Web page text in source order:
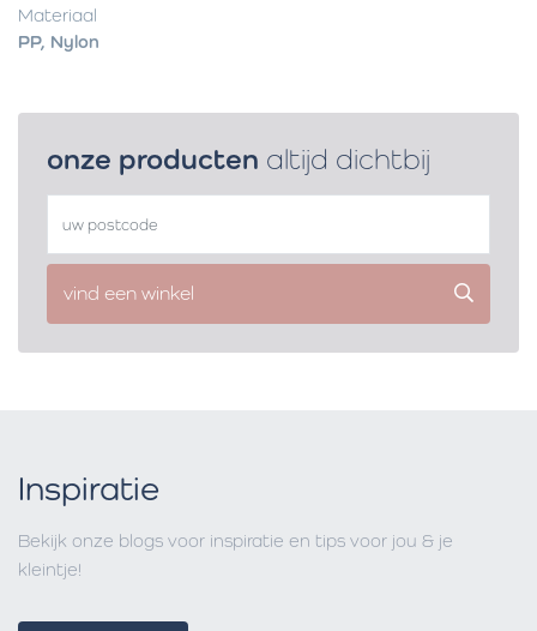
Materiaal
PP, Nylon
onze producten altijd dichtbij
vind een winkel
Inspiratie
Bekijk onze blogs voor inspiratie en tips voor jou & je
kleintje!